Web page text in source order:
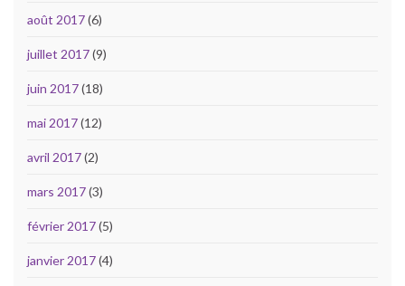
août 2017(6)
juillet 2017(9)
juin 2017(18)
mai 2017(12)
avril 2017(2)
mars 2017(3)
février 2017(5)
janvier 2017(4)